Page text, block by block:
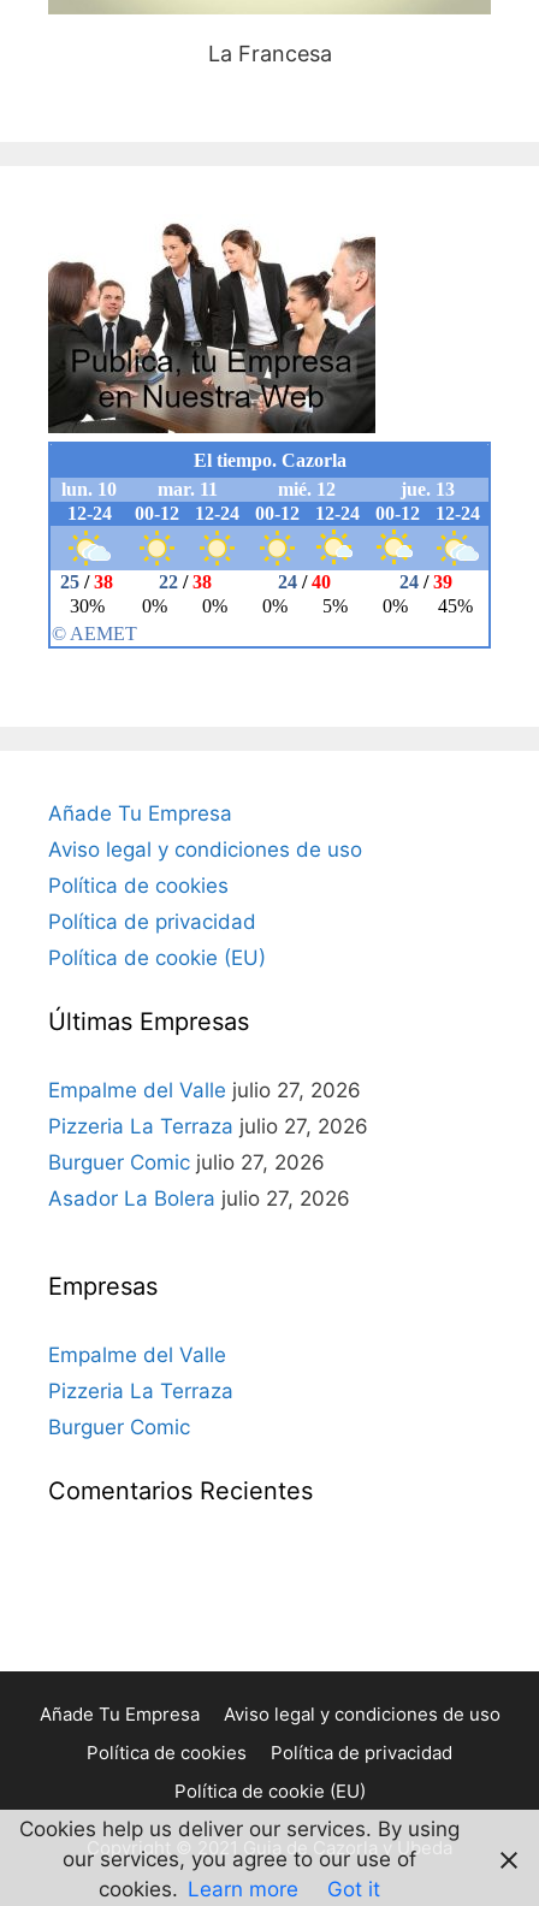
La Francesa
Añade Tu Empresa
Aviso legal y condiciones de uso
Política de cookies
Política de privacidad
Política de cookie (EU)
Últimas Empresas
Empalme del Valle julio 27, 2026
Pizzeria La Terraza julio 27, 2026
Burguer Comic julio 27, 2026
Asador La Bolera julio 27, 2026
Empresas
Empalme del Valle
Pizzeria La Terraza
Burguer Comic
Comentarios Recientes
Añade Tu Empresa
Aviso legal y condiciones de uso
Política de cookies
Política de privacidad
Política de cookie (EU)
Copyright © 2021 Guia de Cazorla y Ubeda
Cookies help us deliver our services. By using
our services, you agree to our use of
cookies. Learn more Got it